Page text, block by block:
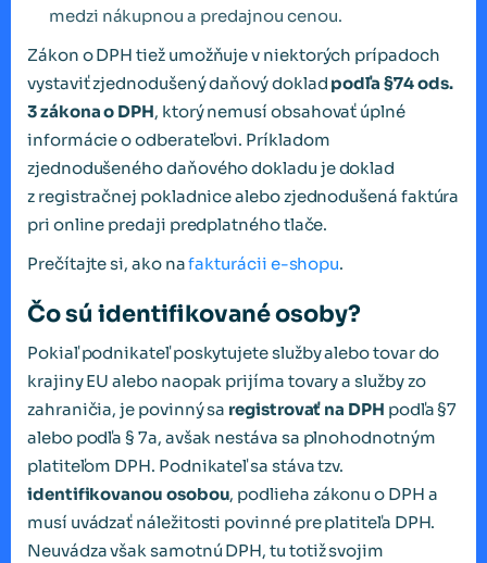
medzi nákupnou a predajnou cenou.
Zákon o DPH tiež umožňuje v niektorých prípadoch
vystaviť zjednodušený daňový doklad podľa §74 ods.
3 zákona o DPH, ktorý nemusí obsahovať úplné
informácie o odberateľovi. Príkladom
zjednodušeného daňového dokladu je doklad
z registračnej pokladnice alebo zjednodušená faktúra
pri online predaji predplatného tlače.
Prečítajte si, ako nafakturácii e-shopu.
Čo sú identifikované osoby?
Pokiaľ podnikateľ poskytujete služby alebo tovar do
krajiny EU alebo naopak prijíma tovary a služby zo
zahraničia, je povinný sa registrovať na DPH podľa §7
alebo podľa § 7a, avšak nestáva sa plnohodnotným
platiteľom DPH. Podnikateľ sa stáva tzv.
identifikovanou osobou, podlieha zákonu o DPH a
musí uvádzať náležitosti povinné pre platiteľa DPH.
Neuvádza však samotnú DPH, tu totiž svojim